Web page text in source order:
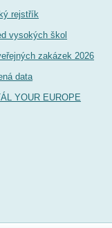
rejstřík
vysokých škol
zakázek 2026
data
YOUR EUROPE